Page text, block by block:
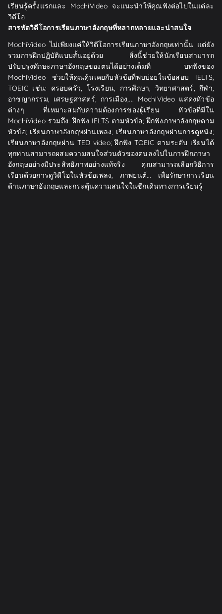
เรียนรู้ครั้งแรกและ MochiVideo จะแนะนำให้คุณฟังต่อไปในแต่ละ
วิดีโอ
สารพัดวิดีโอการเรียนภาษาอังกฤษที่หลากหลายและน่าสนใจ
MochiVideo ไม่เพียงแค่ให้วิดีโอการเรียนภาษาอังกฤษเท่านั้น แต่ยัง
รวมการฝึกปฏิบัติแบบสั้นอยู่ด้วย สิ่งนี้ช่วยให้นักเรียนสามารถ
ปรับปรุงทักษะภาษาอังกฤษของตนได้อย่างเต็มที่ บทฟังของ
MochiVideo ช่วยให้คุณคุ้นเคยกับหัวข้อที่พบบ่อยในข้อสอบ IELTS,
TOEIC เช่น: ครอบครัว, โรงเรียน, การศึกษา, วิทยาศาสตร์, กีฬา,
อาชญากรรม, เศรษฐศาสตร์, การเมือง,... MochiVideo แสดงหัวข้อ
ต่างๆ ที่เหมาะสมกับความต้องการของผู้เรียน หัวข้อที่มีใน
MochiVideo รวมถึง: ฝึกฟัง IELTS ตามหัวข้อ; ฝึกฟังภาษาอังกฤษตาม
หัวข้อ; เรียนภาษาอังกฤษผ่านเพลง; เรียนภาษาอังกฤษผ่านการดูหนัง;
เรียนภาษาอังกฤษผ่าน TED video; ฝึกฟัง TOEIC ตามระดับ เรียนได้
ทุกท่านสามารถผสมความสนใจส่วนตัวของตนลงไปในการฝึกภาษา
อังกฤษอย่างมีประสิทธิภาพอย่างแท้จริง คุณสามารถเลือกวิธีการ
เรียนด้วยการดูวิดีโอในหัวข้อเพลง, ภาพยนต์... เพื่อรักษาการเรียน
ด้านภาษาอังกฤษและกระตุ้นความสนใจในซีกเดินทางการเรียนรู้